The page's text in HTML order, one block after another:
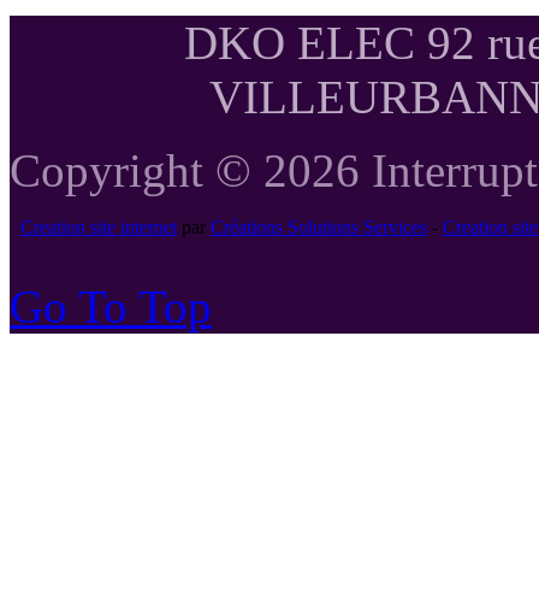
DKO ELEC 92
Copyright © 2026
Creation site internetpar Créations Solutions Services- Creation
Go To Top